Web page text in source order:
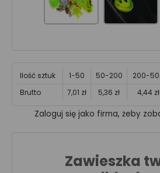
Ilość sztuk 1-50 50-200 200-
Brutto
7,01 zł 5,36 zł 4,44 zł
Zaloguj się jako firma, żeby
Zawieszka